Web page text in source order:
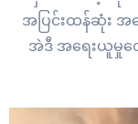
အပြင်းထန်ဆုံး
အဲဒီ အရေးယူမှု